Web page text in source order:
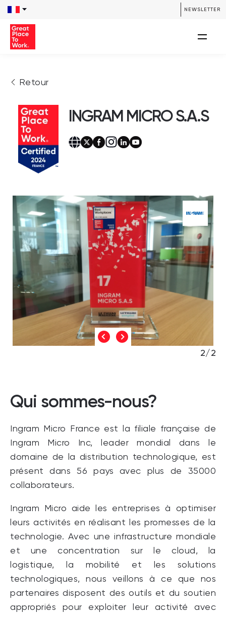
NEWSLETTER
Retour
INGRAM MICRO S.A.S
2/2
Qui sommes-nous?
Ingram Micro France est la filiale française de
Ingram Micro Inc, leader mondial dans le
domaine de la distribution technologique, est
présent dans 56 pays avec plus de 35000
collaborateurs.
Ingram Micro aide les entreprises à optimiser
leurs activités en réalisant les promesses de la
technologie. Avec une infrastructure mondiale
et une concentration sur le cloud, la
logistique, la mobilité et les solutions
technologiques, nous veillons à ce que nos
partenaires disposent des outils et du soutien
appropriés pour exploiter leur activité avec